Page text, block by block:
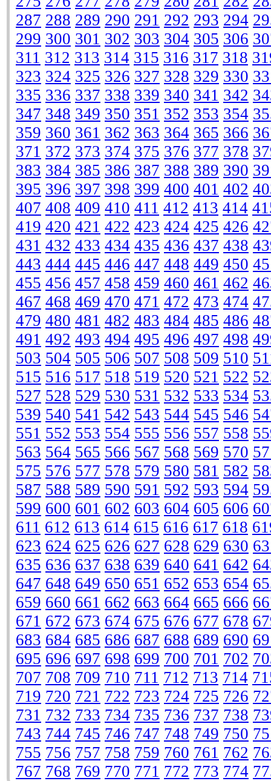
287 288 289 290 291 292 293 294
299 300 301 302 303 304 305 306
311 312 313 314 315 316 317 318
323 324 325 326 327 328 329 330
335 336 337 338 339 340 341 342
347 348 349 350 351 352 353 354
359 360 361 362 363 364 365 366
371 372 373 374 375 376 377 378
383 384 385 386 387 388 389 390
395 396 397 398 399 400 401 402
407 408 409 410 411 412 413 414
419 420 421 422 423 424 425 426
431 432 433 434 435 436 437 438
443 444 445 446 447 448 449 450
455 456 457 458 459 460 461 462
467 468 469 470 471 472 473 474
479 480 481 482 483 484 485 486
491 492 493 494 495 496 497 498
503 504 505 506 507 508 509 510
515 516 517 518 519 520 521 522
527 528 529 530 531 532 533 534
539 540 541 542 543 544 545 546
551 552 553 554 555 556 557 558
563 564 565 566 567 568 569 570
575 576 577 578 579 580 581 582
587 588 589 590 591 592 593 594
599 600 601 602 603 604 605 606
611 612 613 614 615 616 617 618
623 624 625 626 627 628 629 630
635 636 637 638 639 640 641 642
647 648 649 650 651 652 653 654
659 660 661 662 663 664 665 666
671 672 673 674 675 676 677 678
683 684 685 686 687 688 689 690
695 696 697 698 699 700 701 702
707 708 709 710 711 712 713 714
719 720 721 722 723 724 725 726
731 732 733 734 735 736 737 738
743 744 745 746 747 748 749 750
755 756 757 758 759 760 761 762
767 768 769 770 771 772 773 774